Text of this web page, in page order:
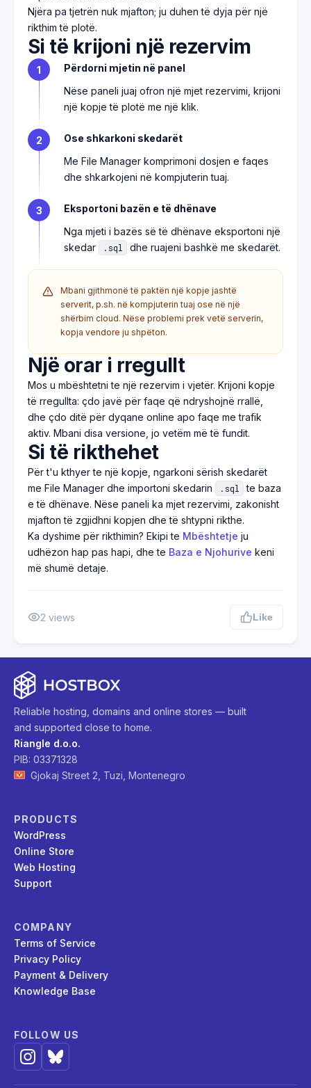
Njëra pa tjetrën nuk mjafton; ju duhen të dyja për një
rikthim të plotë.
Si të krijoni një rezervim
1
Përdorni mjetin në panel
Nëse paneli juaj ofron një mjet rezervimi, krijoni
një kopje të plotë me një klik.
2
Ose shkarkoni skedarët
Me File Manager komprimoni dosjen e faqes
dhe shkarkojeni në kompjuterin tuaj.
3
Eksportoni bazën e të dhënave
Nga mjeti i bazës së të dhënave eksportoni një
skedar
.sql dhe ruajeni bashkë me skedarët.
Mbani gjithmonë të paktën një kopje jashtë
serverit, p.sh. në kompjuterin tuaj ose në një
shërbim cloud. Nëse problemi prek vetë serverin,
kopja vendore ju shpëton.
Një orar i rregullt
Mos u mbështetni te një rezervim i vjetër. Krijoni kopje
të rregullta: çdo javë për faqe që ndryshojnë rrallë,
dhe çdo ditë për dyqane online apo faqe me trafik
aktiv. Mbani disa versione, jo vetëm më të fundit.
Si të rikthehet
Për t'u kthyer te një kopje, ngarkoni sërish skedarët
me File Manager dhe importoni skedarin
.sql
te baza
e të dhënave. Nëse paneli ka mjet rezervimi, zakonisht
mjafton të zgjidhni kopjen dhe të shtypni rikthe.
Ka dyshime për rikthimin? Ekipi te Mbështetje ju
udhëzon hap pas hapi, dhe te Baza e Njohurive keni
më shumë detaje.
2 views Like
Reliable hosting, domains and online stores — built
and supported close to home.
Riangle d.o.o.
PIB: 03371328
Gjokaj Street 2, Tuzi, Montenegro
PRODUCTS
WordPress
Online Store
Web Hosting
Support
COMPANY
Terms of Service
Privacy Policy
Payment & Delivery
Knowledge Base
FOLLOW US